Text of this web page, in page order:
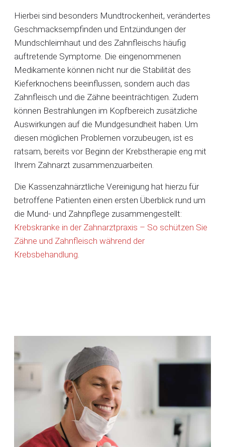
Hierbei sind besonders Mundtrockenheit, verändertes
Geschmacksempfinden und Entzündungen der
Mundschleimhaut und des Zahnfleischs häufig
auftretende Symptome. Die eingenommenen
Medikamente können nicht nur die Stabilität des
Kieferknochens beeinflussen, sondern auch das
Zahnfleisch und die Zähne beeinträchtigen. Zudem
können Bestrahlungen im Kopfbereich zusätzliche
Auswirkungen auf die Mundgesundheit haben. Um
diesen möglichen Problemen vorzubeugen, ist es
ratsam, bereits vor Beginn der Krebstherapie eng mit
Ihrem Zahnarzt zusammenzuarbeiten.
Die Kassenzahnärztliche Vereinigung hat hierzu für
betroffene Patienten einen ersten Überblick rund um
die Mund- und Zahnpflege zusammengestellt:
Krebskranke in der Zahnarztpraxis – So schützen Sie
Zähne und Zahnfleisch während der
Krebsbehandlung.